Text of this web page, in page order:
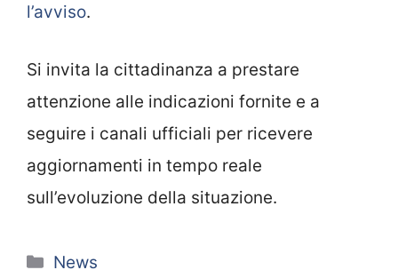
l’avviso.
Si invita la cittadinanza a prestare
attenzione alle indicazioni fornite e a
seguire i canali ufficiali per ricevere
aggiornamenti in tempo reale
sull’evoluzione della situazione.
Categorie
News